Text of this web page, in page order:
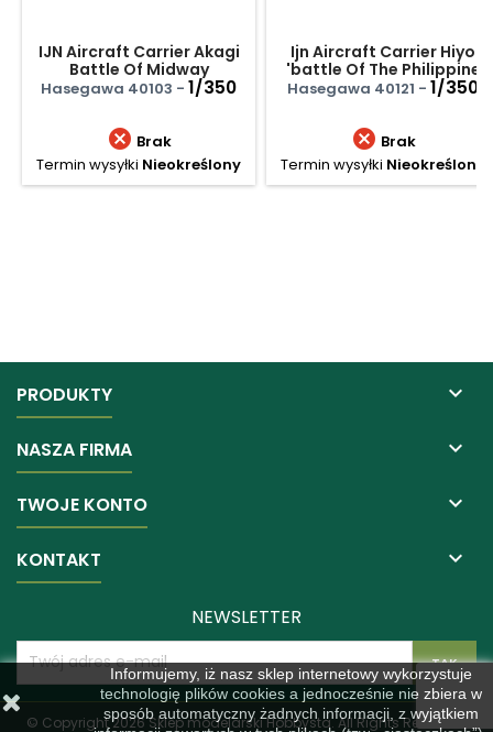
IJN Aircraft Carrier Akagi
Battle Of Midway
Hasegawa 40103 - 1/350
 Brak
Termin wysyłki Nieokreślony
Ijn Aircraft Carrier Hiyo
'battle Of The Philippine
Sea'
Hasegawa 40121 - 1/350
 Brak
Termin wysyłki Nieokreślony
PRODUKTY 
NASZA FIRMA 
TWOJE KONTO 
KONTAKT 
Informujemy, iż nasz sklep internetowy wykorzystuje
technologię plików cookies a jednocześnie nie zbiera w
sposób automatyczny żadnych informacji, z wyjątkiem
NEWSLETTER
© Copyright 2026 Sklep modelarski Hobbysta. All Rights Reserved.